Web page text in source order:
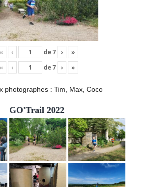
« ‹ de7 ›
»
«
‹ de7 › »
photographes : Tim, Max, Coco
GO'Trail 2022